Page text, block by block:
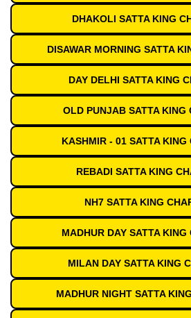
DHAKOLI SATTA KING
DISAWAR MORNING SATTA
DAY DELHI SATTA KING
OLD PUNJAB SATTA KING
KASHMIR - 01 SATTA KING
REBADI SATTA KING
NH7 SATTA KING
MADHUR DAY SATTA
MILAN DAY SATTA KING
MADHUR NIGHT SATTA